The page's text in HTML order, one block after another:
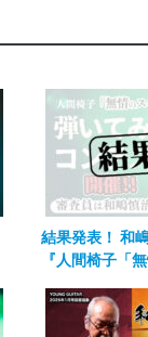
結果発表！ 和
『人間椅子「